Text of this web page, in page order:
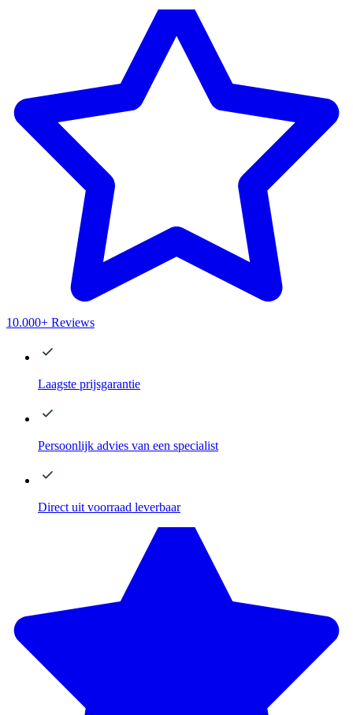
10.000+ Reviews
Laagste prijsgarantie
Persoonlijk advies van een specialist
Direct uit voorraad leverbaar